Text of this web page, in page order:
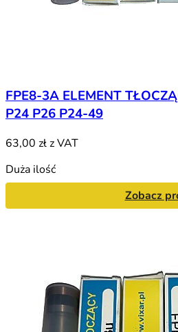
FPE8-3A ELEMENT
P24 P26 P24-49
63,00 złz VAT
Duża ilość
Zobacz